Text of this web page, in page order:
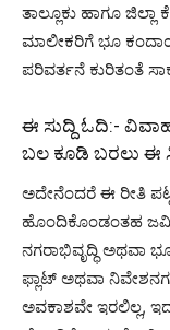
ತಾಲ್ಲೂಕು ಹಾಗೂ
ಮಾಲೀಕರಿಗೆ ಭೂ
ಪರಿವರ್ತನೆ ಕುರಿತಂತೆ
ಈ ಸುದ್ದಿ ಓದಿ:-
ಬಲ ಕೂಡಿ ಬರಲು ಈ
ಅದೇನೆಂದರೆ ಈ ರೀತಿ
ಹೊಂದಿಕೊಂಡಂತಹ
ನಗರಾಭಿವೃದ್ಧಿ ಅಥವಾ
ಫ್ಲಾಟ್ ಅಥವಾ
ಅವಕಾಶವೇ ಇರಲಿಲ್ಲ,